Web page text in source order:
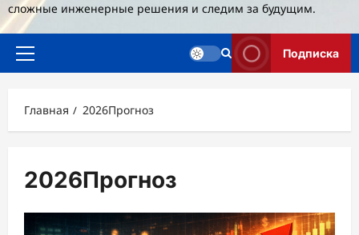
сложные инженерные решения и следим за будущим.
Основное
Подписка
Главная 2026Прогноз
2026Прогноз